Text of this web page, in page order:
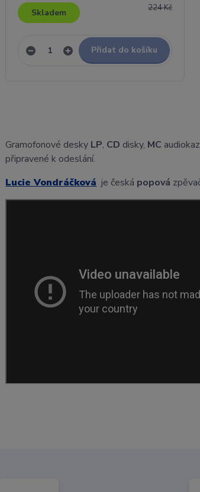
224 Kč
Skladem
Přidat do košíku
Gramofonové desky LP, CD disky, MC
připravené k odeslání.
Lucie Vondráčková je česká popová